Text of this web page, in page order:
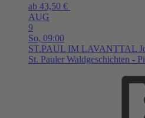
ab 43,50 €
AUG
9
So, 09:00
ST.PAUL IM LAVANTTAL
St. Pauler Waldgeschichten -